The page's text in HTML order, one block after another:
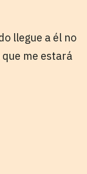
llegue a él no
me estará